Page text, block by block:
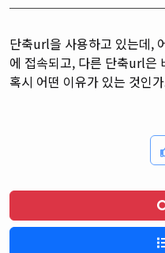
단축url을 사용하고 있는데,
에 접속되고, 다른 단축url은
혹시 어떤 이유가 있는 것인